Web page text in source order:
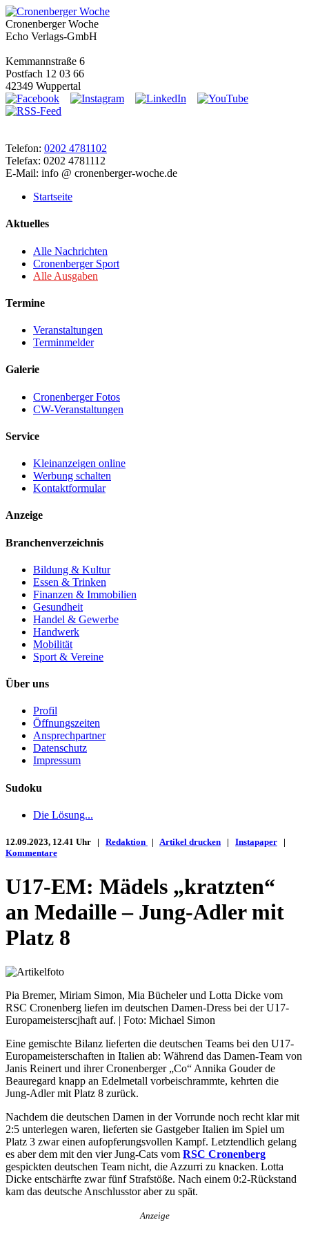
Cronenberger Woche
Echo Verlags-GmbH
Kemmannstraße 6
Postfach 12 03 66
42349 Wuppertal
Telefon: 0202 4781102
Telefax: 0202 4781112
E-Mail: info @ cronenberger-woche.de
Startseite
Aktuelles
Alle Nachrichten
Cronenberger Sport
Alle Ausgaben
Termine
Veranstaltungen
Terminmelder
Galerie
Cronenberger Fotos
CW-Veranstaltungen
Service
Kleinanzeigen online
Werbung schalten
Kontaktformular
Anzeige
Branchenverzeichnis
Bildung & Kultur
Essen & Trinken
Finanzen & Immobilien
Gesundheit
Handel & Gewerbe
Handwerk
Mobilität
Sport & Vereine
Über uns
Profil
Öffnungszeiten
Ansprechpartner
Datenschutz
Impressum
Sudoku
Die Lösung...
12.09.2023, 12.41 Uhr | Redaktion | Artikel drucken | Instapaper |
Kommentare
U17-EM: Mädels „kratzten“
an Medaille – Jung-Adler mit
Platz 8
Pia Bremer, Miriam Simon, Mia Bücheler und Lotta Dicke vom
RSC Cronenberg liefen im deutschen Damen-Dress bei der U17-
Europameisterscjhaft auf. | Foto: Michael Simon
Eine gemischte Bilanz lieferten die deutschen Teams bei den U17-
Europameisterschaften in Italien ab: Während das Damen-Team von
Janis Reinert und ihrer Cronenberger „Co“ Annika Gouder de
Beauregard knapp an Edelmetall vorbeischrammte, kehrten die
Jung-Adler mit Platz 8 zurück.
Nachdem die deutschen Damen in der Vorrunde noch recht klar mit
2:5 unterlegen waren, lieferten sie Gastgeber Italien im Spiel um
Platz 3 zwar einen aufopferungsvollen Kampf. Letztendlich gelang
es aber dem mit den vier Jung-Cats vom RSC Cronenberg
gespickten deutschen Team nicht, die Azzurri zu knacken. Lotta
Dicke entschärfte zwar fünf Strafstöße. Nach einem 0:2-Rückstand
kam das deutsche Anschlusstor aber zu spät.
Anzeige